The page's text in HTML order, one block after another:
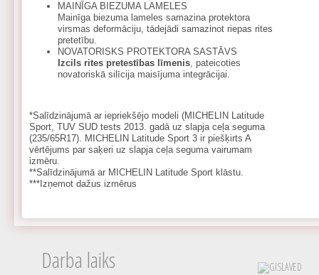
MAINĪGA BIEZUMA LAMELES
Mainīga biezuma lameles samazina protektora
virsmas deformāciju, tādejādi samazinot riepas rites
pretetību.
NOVATORISKS PROTEKTORA SASTĀVS
Izcils rites pretestības līmenis, pateicoties
novatoriskā silīcija maisījuma integrācijai.
*Salīdzinājumā ar iepriekšējo modeli (MICHELIN Latitude
Sport, TUV SUD tests 2013. gadā uz slapja ceļa seguma
(235/65R17). MICHELIN Latitude Sport 3 ir piešķirts A
vērtējums par saķeri uz slapja ceļa seguma vairumam
izmēru.
**Salīdzinājumā ar MICHELIN Latitude Sport klāstu.
***Izņemot dažus izmērus
Darba laiks